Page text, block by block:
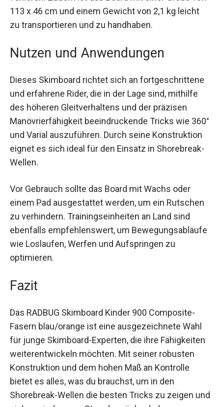
verlieren. Zudem ist das Board mit einer Größe
von 113 x 46 cm und einem Gewicht von 2,1 kg
leicht zu transportieren und zu handhaben.
Nutzen und Anwendungen
Dieses Skimboard richtet sich an
fortgeschrittene und erfahrene Rider, die in der
Lage sind, mithilfe des höheren Gleitverhaltens
und der präzisen Manövrierfähigkeit
beeindruckende Tricks wie 360° und Varial
auszuführen. Durch seine Konstruktion eignet es
sich ideal für den Einsatz in Shorebreak-Wellen.
Vor Gebrauch sollte das Board mit Wachs oder
einem Pad ausgestattet werden, um ein
Rutschen zu verhindern. Trainingseinheiten an
Land sind ebenfalls empfehlenswert, um
Bewegungsabläufe wie Loslaufen, Werfen und
Aufspringen zu optimieren.
Fazit
Das RADBUG Skimboard Kinder 900 Composite-
Fasern blau/orange ist eine ausgezeichnete Wahl
für junge Skimboard-Experten, die ihre
Fähigkeiten weiterentwickeln möchten. Mit
seiner robusten Konstruktion und dem hohen
Maß an Kontrolle bietet es alles, was du brauchst,
um in den Shorebreak-Wellen die besten Tricks